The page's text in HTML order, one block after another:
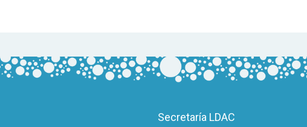
Secretaría LDAC